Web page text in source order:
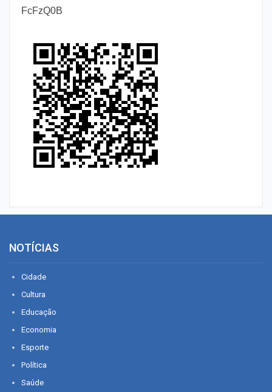
FcFzQ0B
NOTÍCIAS
Cidade
Cultura
Educação
Economia
Esporte
Política
Saúde